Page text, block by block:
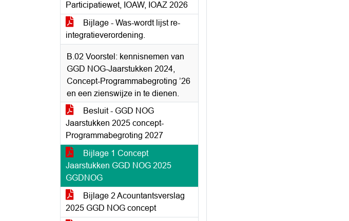
Participatiewet, IOAW, IOAZ 2026
Bijlage - Was-wordt lijst re-
integratieverordening.
B.02 Voorstel: kennisnemen van
GGD NOG-Jaarstukken 2024,
Concept-Programmabegroting ’26
en een zienswijze in te dienen.
Besluit - GGD NOG
Jaarstukken 2025 concept-
Programmabegroting 2027
Bijlage 1 Concept
Jaarstukken GGD NOG 2025
GGDNOG
Bijlage 2 Acountantsverslag
2025 GGD NOG concept